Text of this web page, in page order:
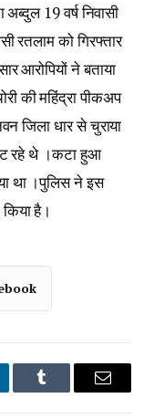
अब्दुल 19 वर्ष निवासी
रतलाम को गिरफ्तार
आरोपियों ने बताया
की महिंद्रा पीकअप
जिला धार से चुराया
रहे थे ।कटा हुआ
था ।पुलिस ने इस
है।
Tumblr Email